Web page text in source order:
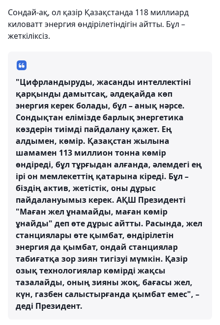
Сондай-ақ, ол қазір Қазақстанда 118 миллиард
киловатт энергия өндірілетіндігін айтты. Бұл –
жеткіліксіз.
"Цифрландыруды, жасанды интеллектіні
қарқынды дамытсақ, әлдеқайда көп
энергия керек болады, бұл – анық нәрсе.
Сондықтан елімізде барлық энергетика
көздерін тиімді пайдалану қажет. Ең
алдымен, көмір. Қазақстан жылына
шамамен 113 миллион тонна көмір
өндіреді, бұл тұрғыдан алғанда, әлемдегі ең
ірі он мемлекеттің қатарына кіреді. Бұл –
біздің актив, жетістік, оны дұрыс
пайдалануымыз керек. АҚШ Президенті
"Маған жел ұнамайды, маған көмір
ұнайды" деп өте дұрыс айтты. Расында, жел
станциялары өте қымбат, өндірілетін
энергия да қымбат, ондай станциялар
табиғатқа зор зиян тигізуі мүмкін. Қазір
озық технологиялар көмірді жақсы
тазалайды, оның зияны жоқ, бағасы жел,
күн, газбен салыстырғанда қымбат емес", –
деді Президент.